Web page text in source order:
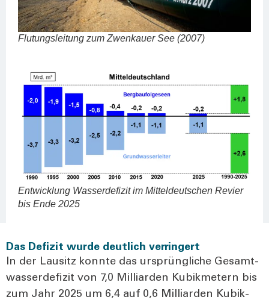
Flu­tungs­lei­tung zum Zwenkau­er See (2007)
Ent­wick­lung Was­ser­de­fi­zit im Mit­tel­deut­schen Revier
bis Ende 2025
Das Defizit wurde deutlich verringert
In der Lau­sitz konn­te das ursprüng­li­che Gesamt­
was­ser­de­fi­zit von 7,0 Mil­li­ar­den Kubik­me­tern bis
zum Jahr 2025 um 6,4 auf 0,6 Mil­li­ar­den Kubik­